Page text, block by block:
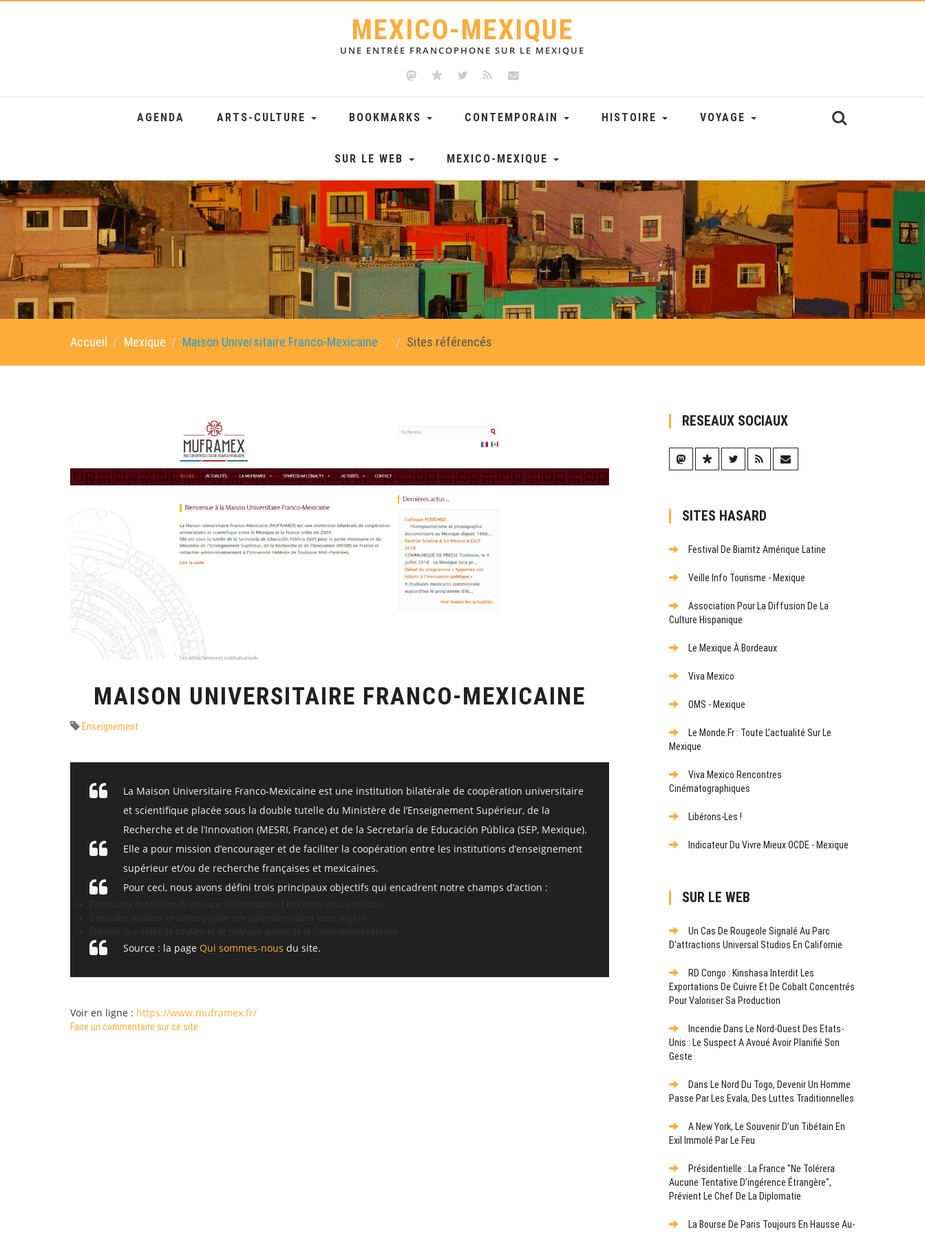
MEXICO-MEXIQUE
UNE ENTRÉE FRANCOPHONE SUR LE MEXIQUE
AGENDA ARTS-CULTURE BOOKMARKS CONTEMPORAIN HISTOIRE VOYAGE
SUR LE WEB MEXICO-MEXIQUE
Accueil Mexique Maison Universitaire Franco-Mexicaine Sites référencés
MAISON UNIVERSITAIRE FRANCO-MEXICAINE
Enseignement
La Maison Universitaire Franco-Mexicaine est une institution bilatérale de coopération universitaire
et scientifique placée sous la double tutelle du Ministère de l’Enseignement Supérieur, de la
Recherche et de l’Innovation (MESRI, France) et de la Secretaría de Educación Pública (SEP, Mexique).
Elle a pour mission d’encourager et de faciliter la coopération entre les institutions d’enseignement
supérieur et/ou de recherche françaises et mexicaines.
Pour ceci, nous avons défini trois principaux objectifs qui encadrent notre champs d’action :
Source : la page Qui sommes-nous du site.
Voir en ligne : https://www.muframex.fr/
Faire un commentaire sur ce site
RESEAUX SOCIAUX
SITES HASARD
Festival De Biarritz Amérique Latine
Veille Info Tourisme - Mexique
Association Pour La Diffusion De La
Culture Hispanique
Le Mexique À Bordeaux
Viva Mexico
OMS - Mexique
Le Monde.fr : Toute L’actualité Sur Le
Mexique
Viva Mexico Rencontres
Cinématographiques
Libérons-Les !
Indicateur Du Vivre Mieux OCDE - Mexique
SUR LE WEB
Un Cas De Rougeole Signalé Au Parc
D’attractions Universal Studios En Californie
RD Congo : Kinshasa Interdit Les
Exportations De Cuivre Et De Cobalt Concentrés
Pour Valoriser Sa Production
Incendie Dans Le Nord-Ouest Des Etats-
Unis : Le Suspect A Avoué Avoir Planifié Son
Geste
Dans Le Nord Du Togo, Devenir Un Homme
Passe Par Les Evala, Des Luttes Traditionnelles
A New York, Le Souvenir D’un Tibétain En
Exil Immolé Par Le Feu
Présidentielle : La France "ne Tolérera
Aucune Tentative D’ingérence Étrangère",
Prévient Le Chef De La Diplomatie
La Bourse De Paris Toujours En Hausse Au-